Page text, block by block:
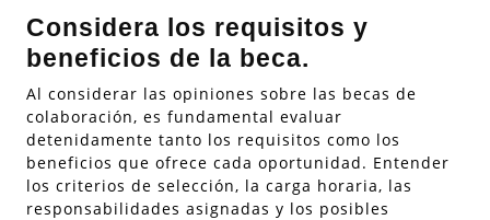
Considera los requisitos y
beneficios de la beca.
Al considerar las opiniones sobre las becas de
colaboración, es fundamental evaluar
detenidamente tanto los requisitos como los
beneficios que ofrece cada oportunidad. Entender
los criterios de selección, la carga horaria, las
responsabilidades asignadas y los posibles